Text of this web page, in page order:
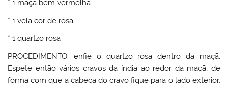
* 1 maçã bem vermelha
* 1 vela cor de rosa
* 1 quartzo rosa
PROCEDIMENTO: enfie o quartzo rosa dentro da maçã.
Espete então vários cravos da índia ao redor da maçã, de
forma com que a cabeça do cravo fique para o lado exterior.